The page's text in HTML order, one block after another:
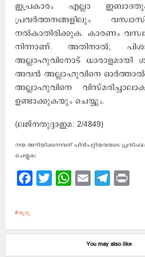
ഇപ്രകാരം എല്ലാ
പ്രവര്‍ത്തനങ്ങളിലും
നല്‍കാതിരിക്കുക. കാരണം
നിന്നാണ്. അതിനാല്‍;
അല്ലാഹുവിനോട് ധാരാളമായി
അവന്‍ അല്ലാഹുവിനെ ഓര്‍ത്താല്‍
അല്ലാഹുവിനെ
ഉണ്ടാക്കുകയും ചെയ്യും.
(ലജ്നതുദ്ദാഇമ: 2/4849)
നന്മ അറിയിക്കുന്നവന് പിന്‍പറ്റിയവരുടെ
ചെയ്യുക:
Facebook
TwitterWhatsApp
Email
വുദു
You may also like